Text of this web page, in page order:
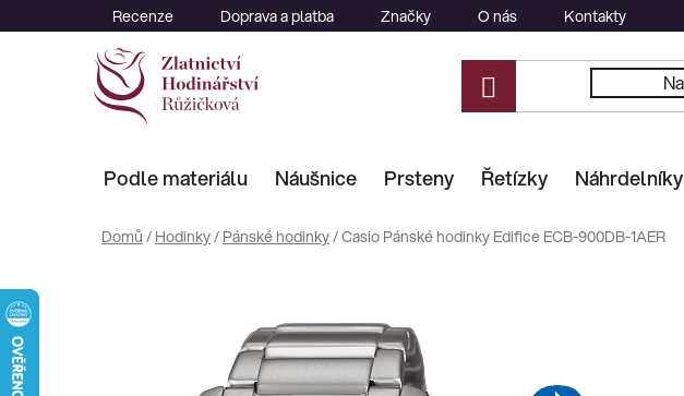
na
Recenze Doprava a platba Značky O nás Kontakty
Podle materiálu Náušnice Prsteny Řetízky Náhrdelníky
Domů / Hodinky/ Pánské hodinky/Casio Pánské hodinky Edifice ECB-900DB-1AER